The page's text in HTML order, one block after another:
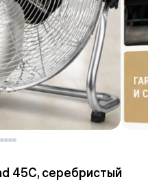
45C, серебристый